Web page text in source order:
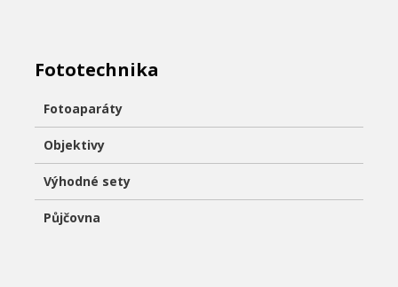
Fototechnika
Fotoaparáty
Objektivy
Výhodné sety
Půjčovna